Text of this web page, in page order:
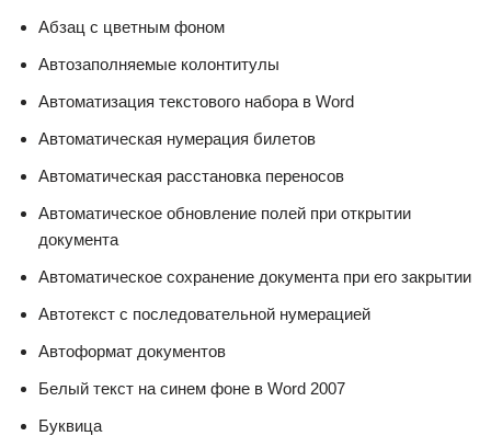
Абзац с цветным фоном
Автозаполняемые колонтитулы
Автоматизация текстового набора в Word
Автоматическая нумерация билетов
Автоматическая расстановка переносов
Автоматическое обновление полей при открытии
документа
Автоматическое сохранение документа при его закрытии
Автотекст с последовательной нумерацией
Автоформат документов
Белый текст на синем фоне в Word 2007
Буквица